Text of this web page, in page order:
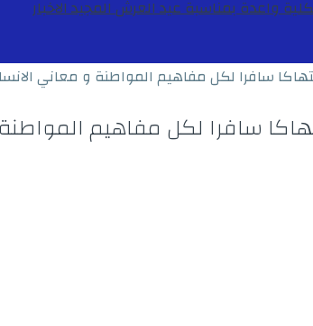
واعدة بمناسبة عيد العرش المجيدالاخبار
سافرا لكل مفاهيم المواطنة و معاني
سافرا لكل مفاهيم المواطنة